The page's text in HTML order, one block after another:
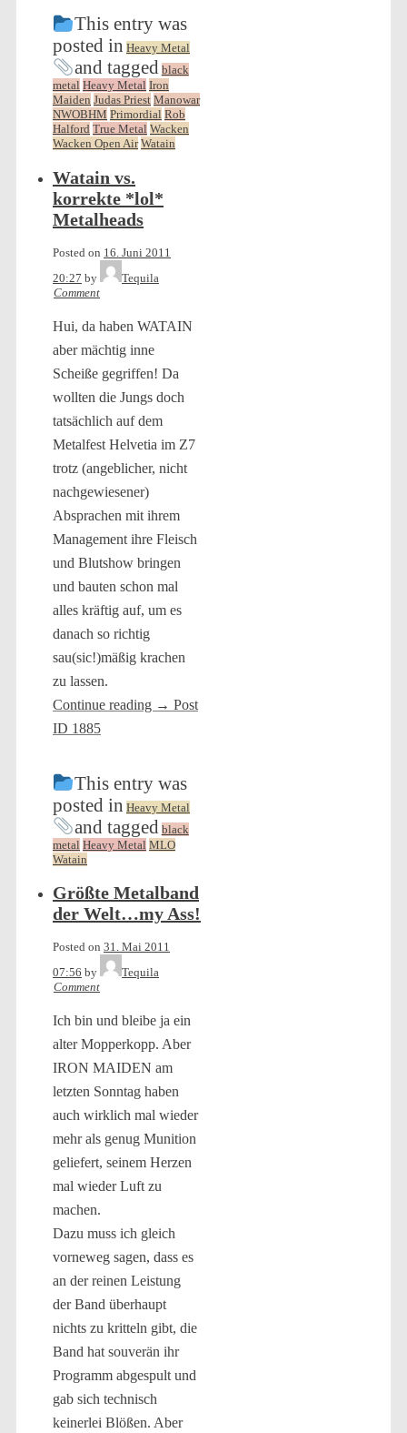
This entry was
posted in Heavy Metal
and tagged black
metal Heavy Metal Iron
Maiden Judas Priest Manowar
NWOBHM Primordial Rob
Halford True Metal Wacken
Wacken Open Air Watain
Watain vs.
korrekte *lol*
Metalheads
Posted on 16. Juni 2011
20:27 by
Tequila
Comment
Hui, da haben WATAIN
aber mächtig inne
Scheiße gegriffen! Da
wollten die Jungs doch
tatsächlich auf dem
Metalfest Helvetia im Z7
trotz (angeblicher, nicht
nachgewiesener)
Absprachen mit ihrem
Management ihre Fleisch
und Blutshow bringen
und bauten schon mal
alles kräftig auf, um es
danach so richtig
sau(sic!)mäßig krachen
zu lassen.
Continue reading → Post
ID 1885
This entry was
posted in Heavy Metal
and tagged black
metal Heavy Metal MLO
Watain
Größte Metalband
der Welt…my Ass!
Posted on 31. Mai 2011
07:56 by
Tequila
Comment
Ich bin und bleibe ja ein
alter Mopperkopp. Aber
IRON MAIDEN am
letzten Sonntag haben
auch wirklich mal wieder
mehr als genug Munition
geliefert, seinem Herzen
mal wieder Luft zu
machen.
Dazu muss ich gleich
vorneweg sagen, dass es
an der reinen Leistung
der Band überhaupt
nichts zu kritteln gibt, die
Band hat souverän ihr
Programm abgespult und
gab sich technisch
keinerlei Blößen. Aber